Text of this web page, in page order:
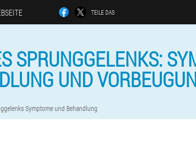
TEILE DAS
SPRUNGGELENKS:
UND
Symptome und Behandlung